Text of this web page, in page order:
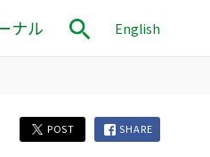
ナル English
POST SHARE